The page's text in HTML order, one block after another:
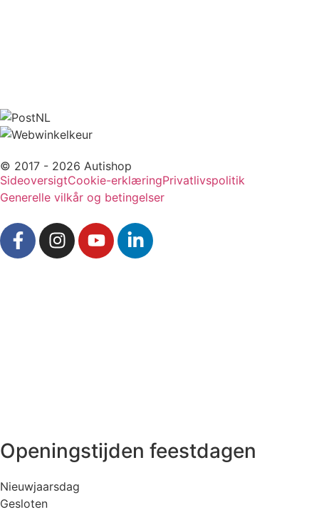
© 2017 - 2026 Autishop
SideoversigtCookie-erklæringPrivatlivspolitik
Generelle vilkår og betingelser
Openingstijden feestdagen
Nieuwjaarsdag
Gesloten